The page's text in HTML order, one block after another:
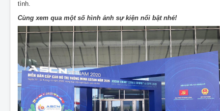
tình.
Cùng xem qua một số hình ảnh sự kiện nổi bật nhé!